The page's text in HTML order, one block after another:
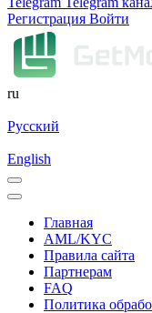
Регистрация Войти
ru
Русский
English
Главная
AML/KYC
Правила сайта
Партнерам
FAQ
Политика